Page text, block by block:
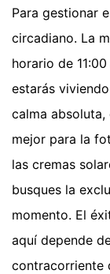
Para gestionar
circadiano. La
horario de
estarás
calma absoluta,
mejor para la
las cremas
busques la
momento. El
aquí depende
contracorriente